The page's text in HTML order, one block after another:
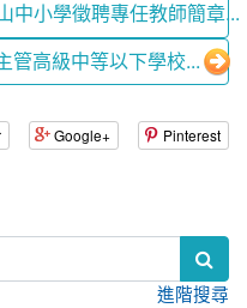
中小學徵聘專任教師簡章...
管高級中等以下學校...
Google+ Pinterest
進階搜尋